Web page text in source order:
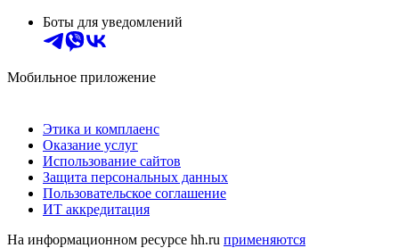
Боты для уведомлений
Мобильное приложение
Этика и комплаенс
Оказание услуг
Использование сайтов
Защита персональных данных
Пользовательское соглашение
ИТ аккредитация
На информационном ресурсе hh.ru применяются